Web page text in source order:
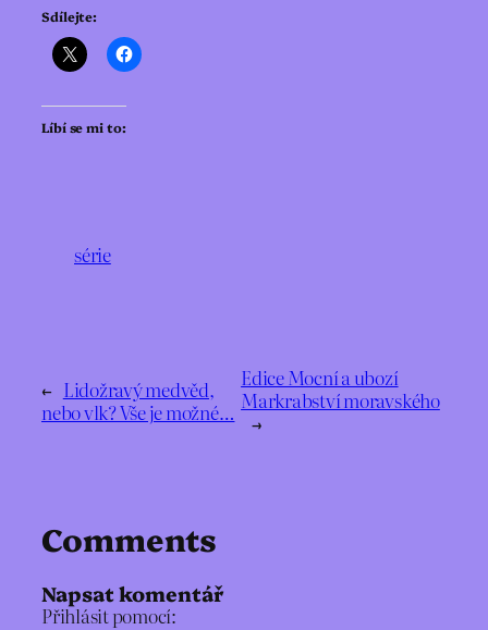
Sdílejte:
Líbí se mi to:
série
← Lidožravý medvěd,
nebo vlk? Vše je možné…
Edice Mocní a ubozí
Markrabství moravského
→
Comments
Napsat komentář
Přihlásit pomocí: